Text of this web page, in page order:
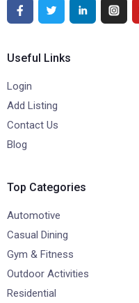
Useful Links
Login
Add Listing
Contact Us
Blog
Top Categories
Automotive
Casual Dining
Gym & Fitness
Outdoor Activities
Residential